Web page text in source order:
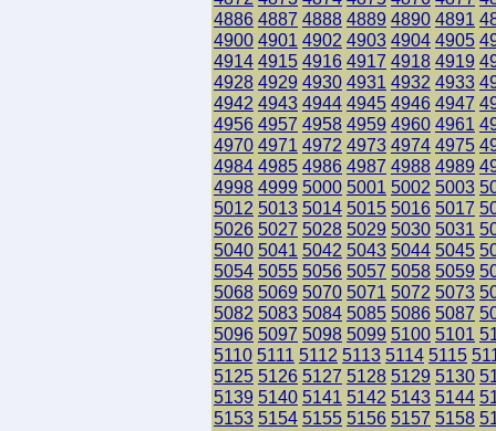
4886 4887 4888 4889 4890 4891
4900 4901 4902 4903 4904 4905
4914 4915 4916 4917 4918 4919
4928 4929 4930 4931 4932 4933
4942 4943 4944 4945 4946 4947
4956 4957 4958 4959 4960 4961
4970 4971 4972 4973 4974 4975
4984 4985 4986 4987 4988 4989
4998 4999 5000 5001 5002 5003
5012 5013 5014 5015 5016 5017
5026 5027 5028 5029 5030 5031
5040 5041 5042 5043 5044 5045
5054 5055 5056 5057 5058 5059
5068 5069 5070 5071 5072 5073
5082 5083 5084 5085 5086 5087
5096 5097 5098 5099 5100 5101
5110 5111 5112 5113 5114 5115
5125 5126 5127 5128 5129 5130
5139 5140 5141 5142 5143 5144
5153 5154 5155 5156 5157 5158